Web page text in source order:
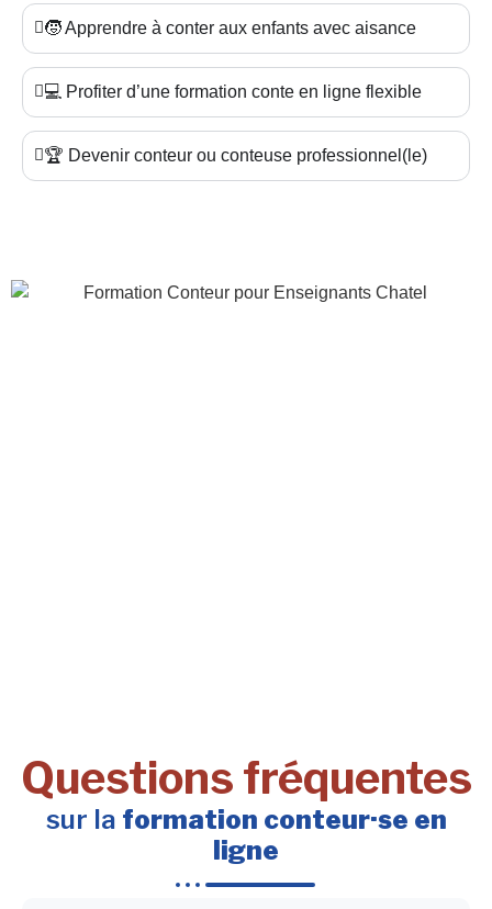
🧒 Apprendre à conter aux enfants avec aisance
💻 Profiter d’une formation conte en ligne flexible
🏆 Devenir conteur ou conteuse professionnel(le)
Questions fréquentes
sur la formation conteur·se en
ligne